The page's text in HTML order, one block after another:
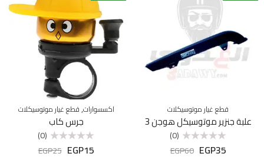
قطع غيار موتوسيكلات
علبة جنزير موتوسيكل هوجن 3
التقييم
(0)
EGP35
EGP60
اكسسوارات,قطع غيار موتوسيكلات
جرس كاب
التقييم
(0)
EGP15
EGP25